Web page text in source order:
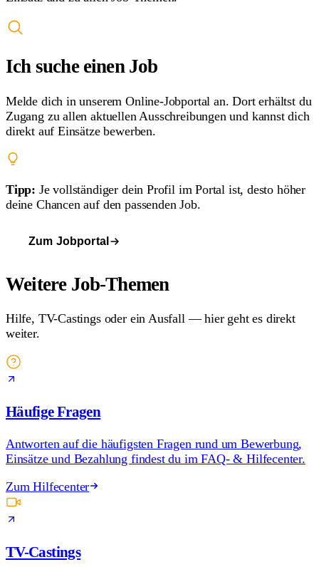
Ich suche einen Job
Melde dich in unserem Online-Jobportal an. Dort erhältst du
Zugang zu allen aktuellen Ausschreibungen und kannst dich
direkt auf Einsätze bewerben.
Tipp: Je vollständiger dein Profil im Portal ist, desto höher
deine Chancen auf den passenden Job.
Zum Jobportal
Weitere Job-Themen
Hilfe, TV-Castings oder ein Ausfall — hier geht es direkt
weiter.
Häufige Fragen
Antworten auf die häufigsten Fragen rund um Bewerbung,
Einsätze und Bezahlung findest du im FAQ- & Hilfecenter.
Zum Hilfecenter
TV-Castings